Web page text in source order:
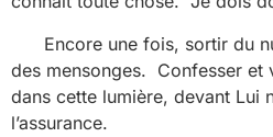
Encore une fois, sortir du
des mensonges. Confesser et
dans cette lumière, devant Lui
l’assurance.